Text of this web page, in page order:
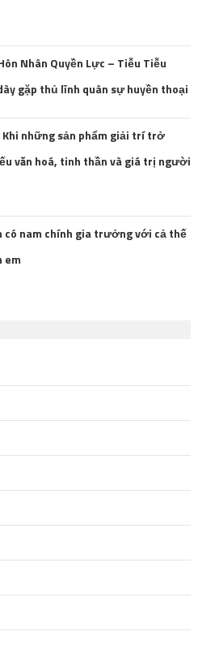
Nhân Quyền Lực – Tiễu Tiễu
gặp thủ lĩnh quân sự huyền thoại
Khi những sản phẩm giải trí trở
văn hoá, tinh thần và giá trị người
có nam chính gia trưởng với cả thế
em